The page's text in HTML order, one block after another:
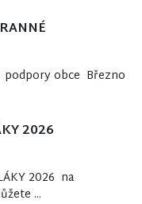
obce Březno
2026
2026 na
...